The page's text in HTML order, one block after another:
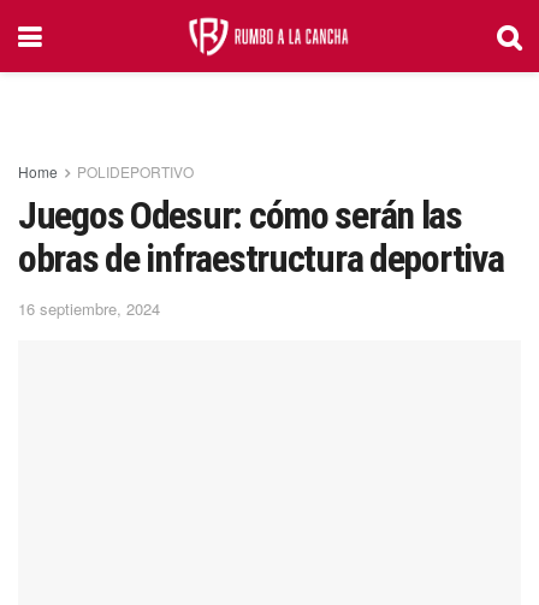
Home POLIDEPORTIVO
Juegos Odesur: cómo serán las
obras de infraestructura deportiva
16 septiembre, 2024